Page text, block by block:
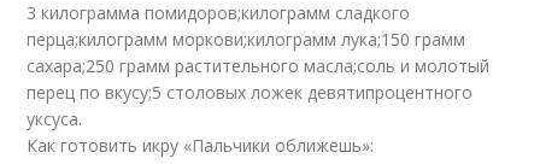
3 килограмма помидоров;килограмм сладкого
перца;килограмм моркови;килограмм лука;150 грамм
сахара;250 грамм растительного масла;соль и молотый
перец по вкусу;5 столовых ложек девятипроцентного
уксуса.
Как готовить икру «Пальчики оближешь»: